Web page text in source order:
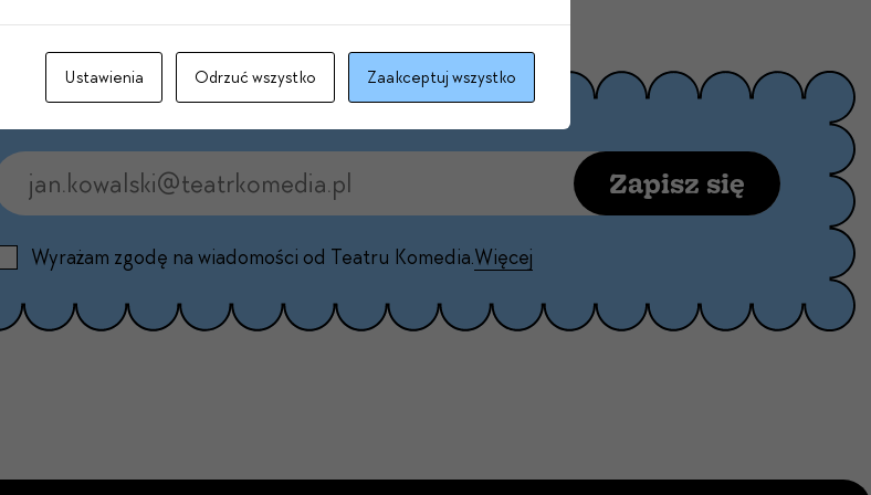
Zapisz się
Wyrażam zgodę na wiadomości od Teatru Komedia.Więcej
Ustawienia Odrzuć wszystko Zaakceptuj wszystko